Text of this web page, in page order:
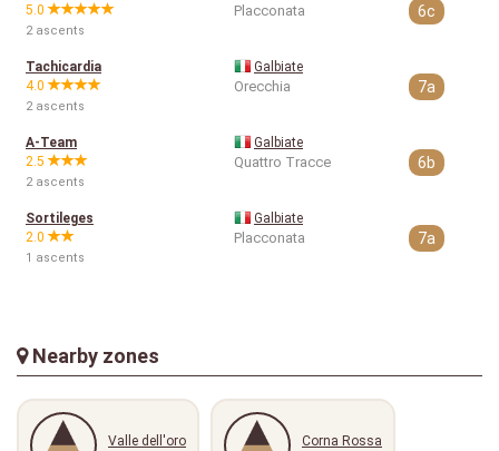
5.0
2 ascents
Placconata 6c
Tachicardia
4.0
2 ascents
Galbiate
Orecchia 7a
A-Team
2.5
2 ascents
Galbiate
Quattro Tracce 6b
Sortileges
2.0
1 ascents
Galbiate
Placconata 7a
Nearby zones
Valle dell'oro Corna Rossa